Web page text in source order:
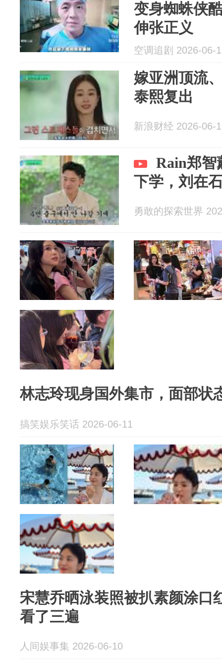
变身蜘蛛侠
伸张正义
空调追剧 2026-06-
嫁亚洲顶流
泰熙复出
新浪财经 2026-06-
Rain郑智
下学，刘在
勇敢的探索世界
林志玲现身国外集市，面部状
搞笑娱乐笑话 2026-06-11
宋慧乔晒泳装照被扒素颜涂口
看了三遍
人间娱事集 2026-06-10